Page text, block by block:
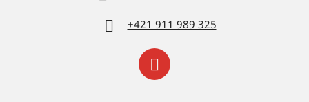
+421 911 989 325